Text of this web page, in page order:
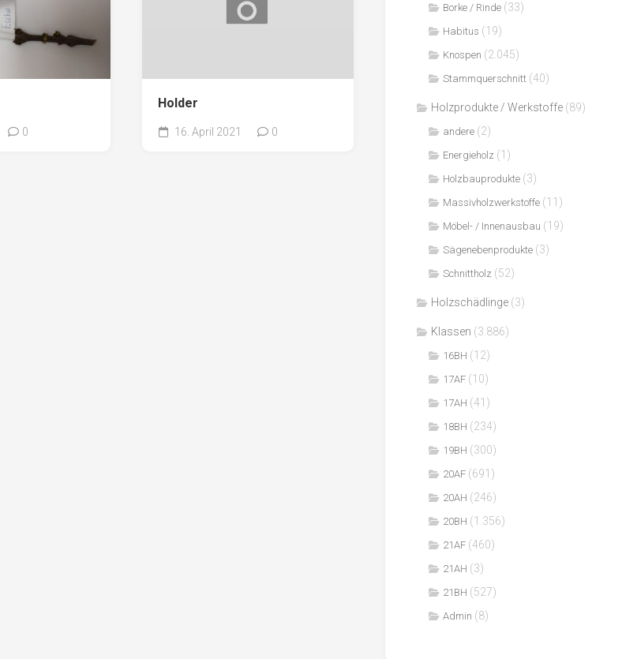
0
Holder
16. April 2021 0
Borke / Rinde (33)
Habitus (19)
Knospen (2.045)
Stammquerschnitt (40)
Holzprodukte / Werkstoffe (89)
andere (2)
Energieholz (1)
Holzbauprodukte (3)
Massivholzwerkstoffe (11)
Möbel- / Innenausbau (19)
Sägenebenprodukte (3)
Schnittholz (52)
Holzschädlinge (3)
Klassen (3.886)
16BH (12)
17AF (10)
17AH (41)
18BH (234)
19BH (300)
20AF (691)
20AH (246)
20BH (1.356)
21AF (460)
21AH (3)
21BH (527)
Admin (8)